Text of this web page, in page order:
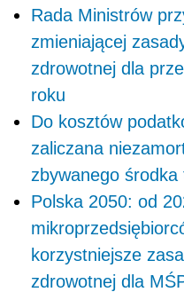
Rada Ministrów
zmieniającej
zdrowotnej dla
roku
Do kosztów
zaliczana
zbywanego środka
Polska 2050: od
korzystniejsze
zdrowotnej dla